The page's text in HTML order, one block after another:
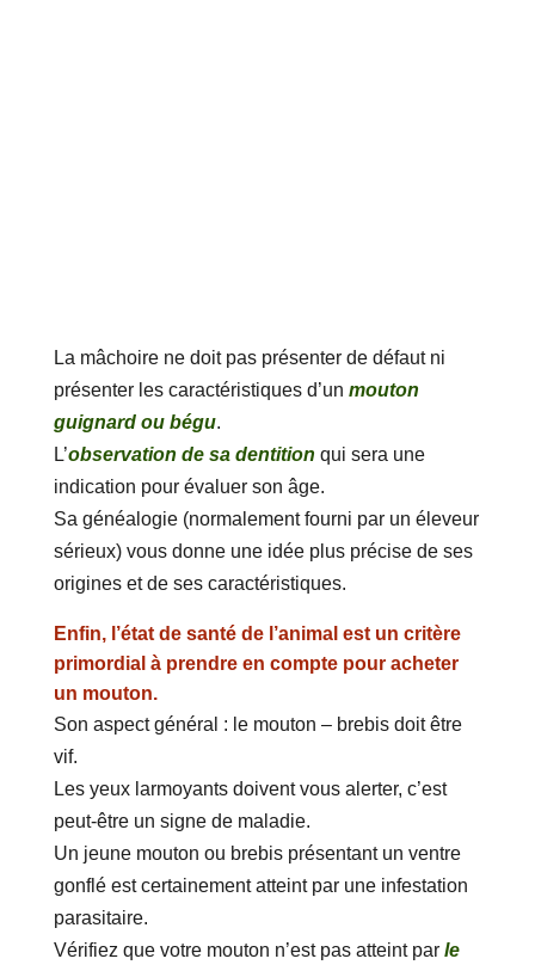
La mâchoire ne doit pas présenter de défaut ni
présenter les caractéristiques d’un mouton
guignard ou bégu.
L’observation de sa dentition qui sera une
indication pour évaluer son âge.
Sa généalogie (normalement fourni par un éleveur
sérieux) vous donne une idée plus précise de ses
origines et de ses caractéristiques.
Enfin, l’état de santé de l’animal est un critère
primordial à prendre en compte pour acheter
un mouton.
Son aspect général : le mouton – brebis doit être
vif.
Les yeux larmoyants doivent vous alerter, c’est
peut-être un signe de maladie.
Un jeune mouton ou brebis présentant un ventre
gonflé est certainement atteint par une infestation
parasitaire.
Vérifiez que votre mouton n’est pas atteint parle